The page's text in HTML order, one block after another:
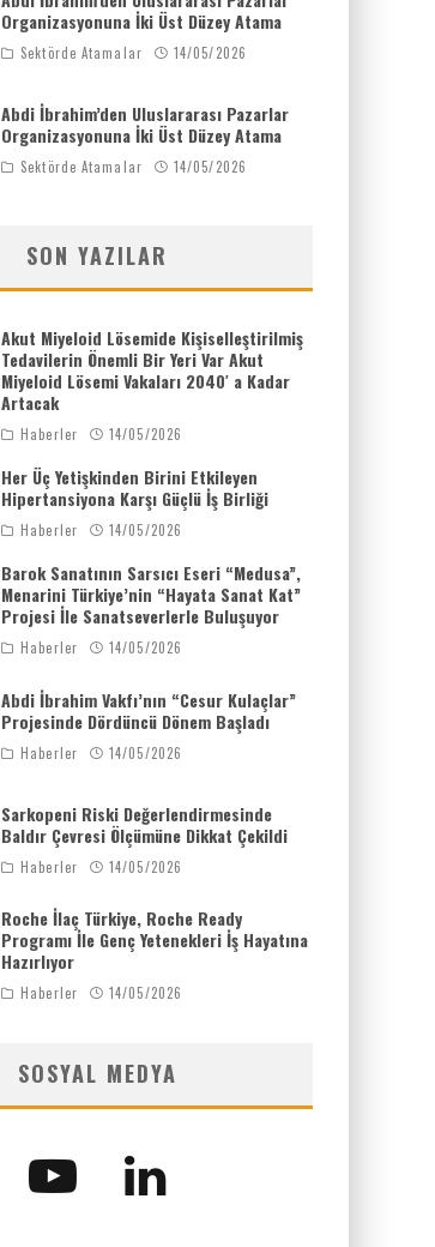
Organizasyonuna İki Üst Düzey Atama
Sektörde Atamalar 14/05/2026
Abdi İbrahim’den Uluslararası Pazarlar
Organizasyonuna İki Üst Düzey Atama
Sektörde Atamalar 14/05/2026
SON YAZILAR
Akut Miyeloid Lösemide Kişiselleştirilmiş
Tedavilerin Önemli Bir Yeri Var Akut
Miyeloid Lösemi Vakaları 2040′ a Kadar
Artacak
Haberler 14/05/2026
Her Üç Yetişkinden Birini Etkileyen
Hipertansiyona Karşı Güçlü İş Birliği
Haberler 14/05/2026
Barok Sanatının Sarsıcı Eseri “Medusa”,
Menarini Türkiye’nin “Hayata Sanat Kat”
Projesi İle Sanatseverlerle Buluşuyor
Haberler 14/05/2026
Abdi İbrahim Vakfı’nın “Cesur Kulaçlar”
Projesinde Dördüncü Dönem Başladı
Haberler 14/05/2026
Sarkopeni Riski Değerlendirmesinde
Baldır Çevresi Ölçümüne Dikkat Çekildi
Haberler 14/05/2026
Roche İlaç Türkiye, Roche Ready
Programı İle Genç Yetenekleri İş Hayatına
Hazırlıyor
Haberler 14/05/2026
SOSYAL MEDYA